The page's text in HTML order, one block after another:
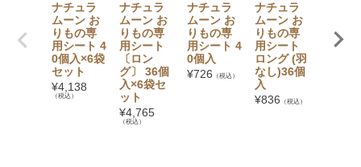
ナチュラ
ムーン お
りもの専
用シート 4
0個入×6袋
セット
¥4,138
（税込）
ナチュラ
ムーン お
りもの専
用シート
〔ロン
グ〕 36個
入×6袋セ
ット
¥4,765
（税込）
ナチュラ
ムーン お
りもの専
用シート 4
0個入
¥726 （税込）
ナチュラ
ムーン お
りもの専
用シート
ロング (羽
なし)36個
入
¥836 （税込）
理用ナ
キン